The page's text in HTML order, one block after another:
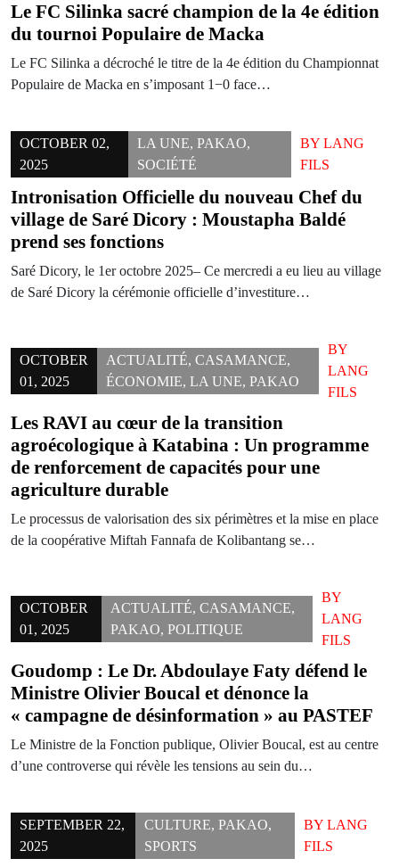
Le FC Silinka sacré champion de la 4e édition
du tournoi Populaire de Macka
Le FC Silinka a décroché le titre de la 4e édition du Championnat
Populaire de Macka en s’imposant 1−0 face…
OCTOBER 02,
2025
LA UNE,PAKAO,
SOCIÉTÉ
BY LANG
FILS
Intronisation Officielle du nouveau Chef du
village de Saré Dicory : Moustapha Baldé
prend ses fonctions
Saré Dicory, le 1er octobre 2025– Ce mercredi a eu lieu au village
de Saré Dicory la cérémonie officielle d’investiture…
OCTOBER
01, 2025
ACTUALITÉ, CASAMANCE,
ÉCONOMIE, LA UNE, PAKAO
BY
LANG
FILS
Les RAVI au cœur de la transition
agroécologique à Katabina : Un programme
de renforcement de capacités pour une
agriculture durable
Le processus de valorisation des six périmètres et la mise en place
de la coopérative Miftah Fannafa de Kolibantang se…
OCTOBER
01, 2025
ACTUALITÉ,CASAMANCE,
PAKAO,POLITIQUE
BY
LANG
FILS
Goudomp : Le Dr. Abdoulaye Faty défend le
Ministre Olivier Boucal et dénonce la
« campagne de désinformation » au PASTEF
Le Ministre de la Fonction publique, Olivier Boucal, est au centre
d’une controverse qui révèle les tensions au sein du…
SEPTEMBER 22,
2025
CULTURE, PAKAO,
SPORTS
BYLANG
FILS